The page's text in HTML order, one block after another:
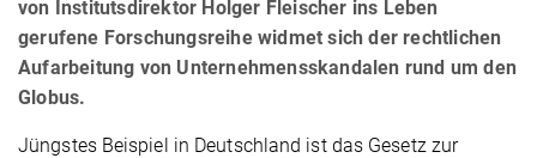
von Institutsdirektor Holger Fleischer ins Leben
gerufene Forschungsreihe widmet sich der rechtlichen
Aufarbeitung von Unternehmensskandalen rund um den
Globus.
Jüngstes Beispiel in Deutschland ist das Gesetz zur